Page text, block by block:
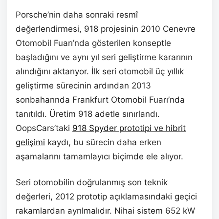
Porsche’nin daha sonraki resmî
değerlendirmesi, 918 projesinin 2010 Cenevre
Otomobil Fuarı’nda gösterilen konseptle
başladığını ve aynı yıl seri geliştirme kararının
alındığını aktarıyor. İlk seri otomobil üç yıllık
geliştirme sürecinin ardından 2013
sonbaharında Frankfurt Otomobil Fuarı’nda
tanıtıldı. Üretim 918 adetle sınırlandı.
OopsCars’taki 918 Spyder prototipi ve hibrit
gelişimi kaydı, bu sürecin daha erken
aşamalarını tamamlayıcı biçimde ele alıyor.
Seri otomobilin doğrulanmış son teknik
değerleri, 2012 prototip açıklamasındaki geçici
rakamlardan ayrılmalıdır. Nihai sistem 652 kW